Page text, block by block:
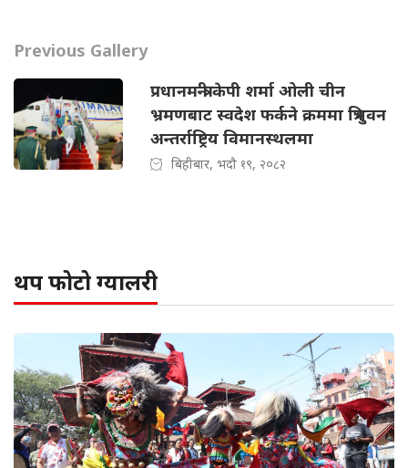
Previous Gallery
प्रधानमन्त्री केपी शर्मा ओली चीन
भ्रमणबाट स्वदेश फर्कने क्रममा त्रिभुवन
अन्तर्राष्ट्रिय विमानस्थलमा
बिहीबार, भदौ १९, २०८२
थप फोटो ग्यालरी